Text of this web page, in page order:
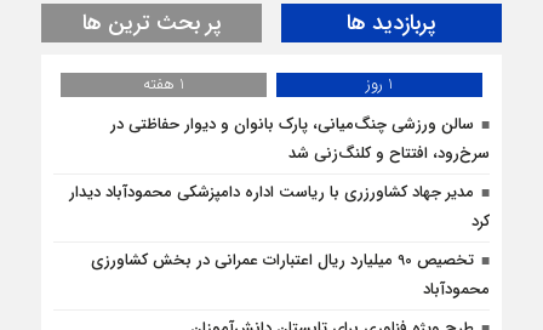
پربازدید ها پر بحث ترین ها
1 روز
1 هفته
سالن ورزشی چنگ‌میانی، پارک بانوان و دیوار حفاظتی در
سرخ‌رود، افتتاح و کلنگ‌زنی شد
مدیر جهاد کشاورزری با ریاست اداره دامپزشکی محمودآباد دیدار
کرد
تخصیص 90 میلیارد ریال اعتبارات عمرانی در بخش کشاورزی
محمودآباد